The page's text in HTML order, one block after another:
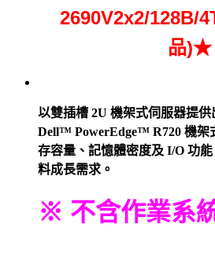
2690V2x2/128B/
品)★
以雙插槽 2U 機架式伺服器提供
Dell™ PowerEdge™ R720 機架
存容量、記憶體密度及 I/O 功
料成長需求。
※ 不含作業系